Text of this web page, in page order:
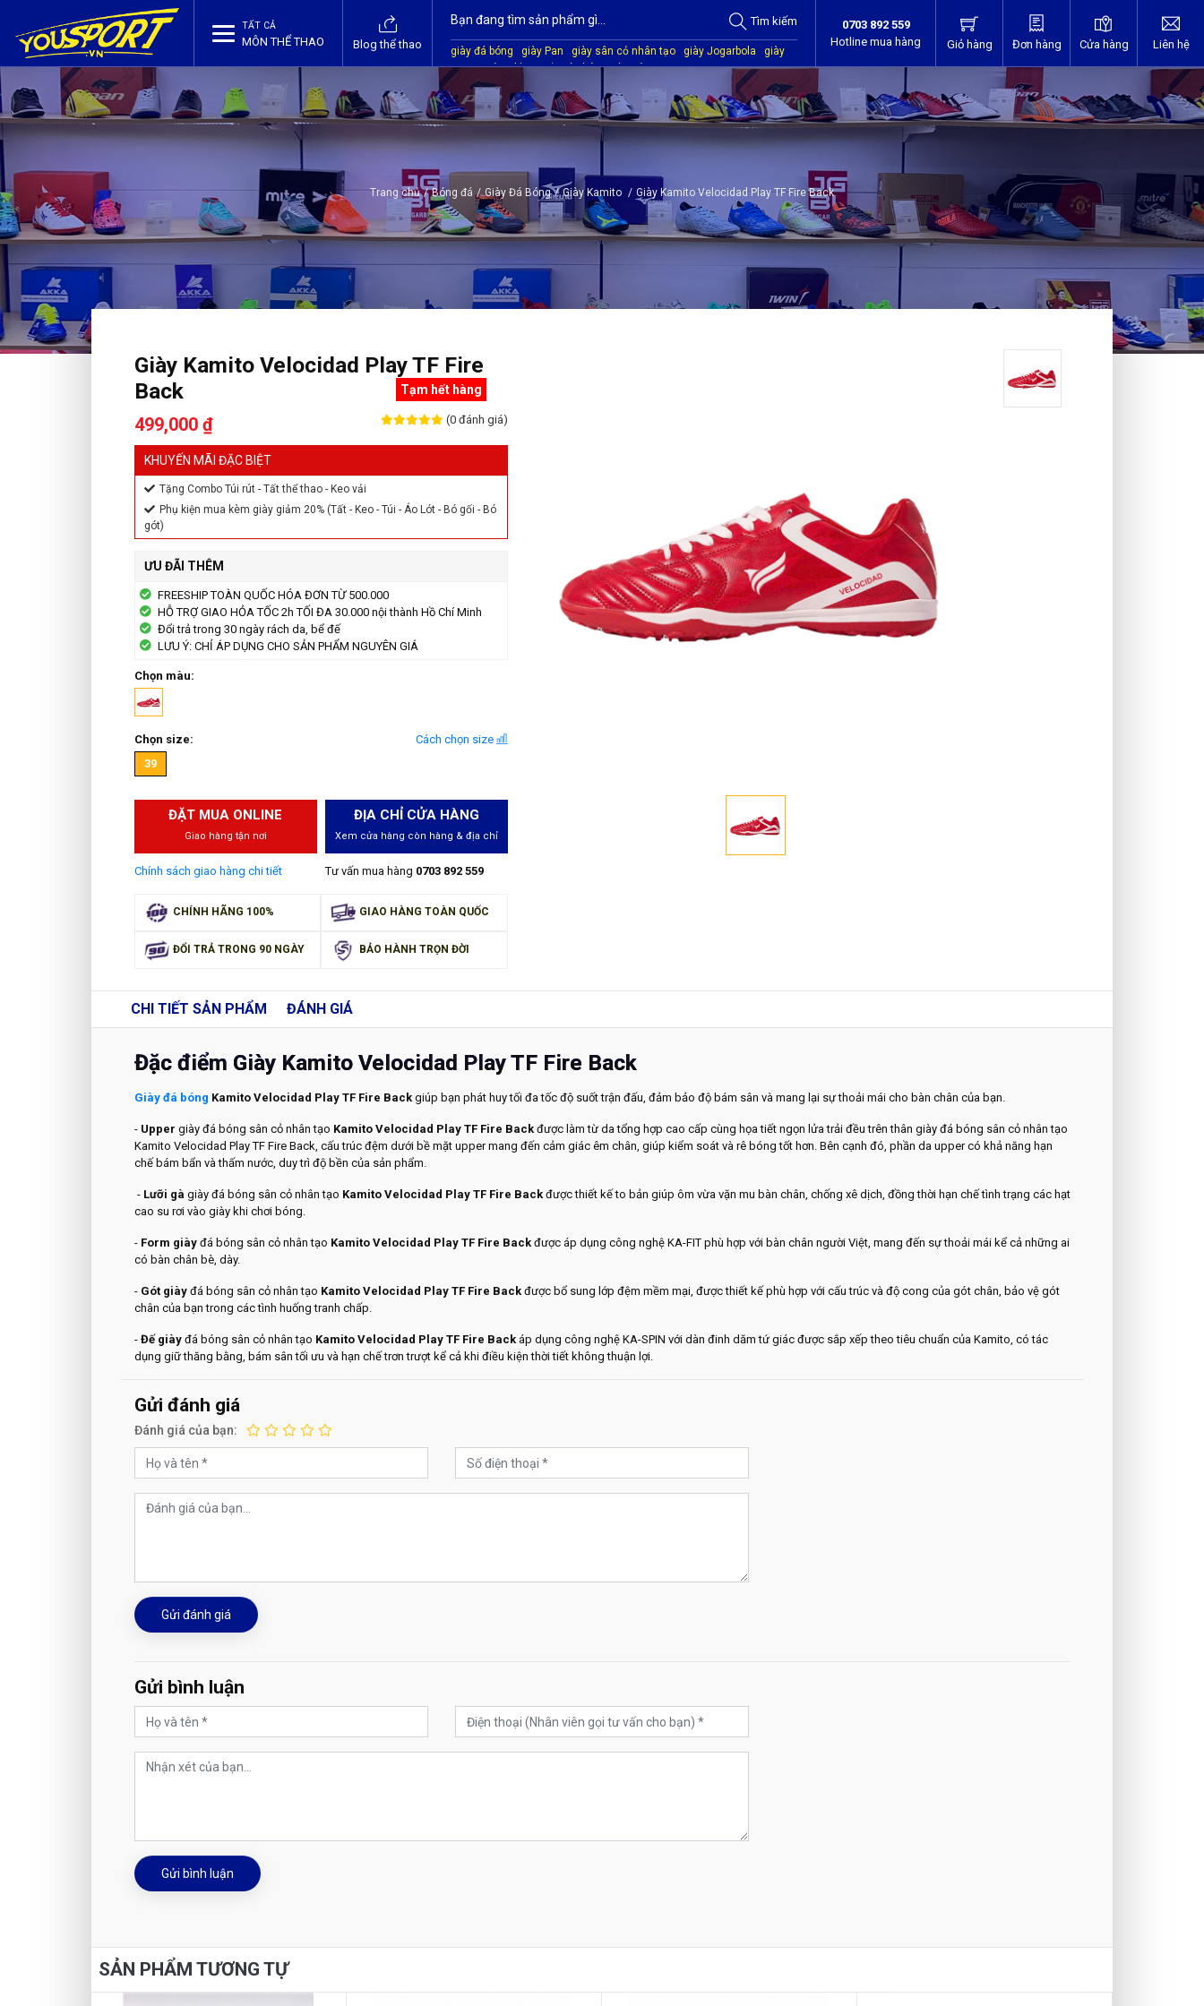
TẤT CẢ
MÔN THỂ THAO Blog thể thao
Tìm kiếm
giày đá bóng giày Pan giày sân cỏ nhân tạo giày Jogarbola
giày
Mitre
giày Akka quần áo bóng đá giày Kamito
0703 892 559
Hotline mua hàng
Giỏ hàng Đơn hàng Cửa hàng Liên hệ
Trang chủ / Bóng đá / Giày Đá Bóng / Giày Kamito / Giày Kamito Velocidad Play TF Fire Back
Giày Kamito Velocidad Play TF Fire
Back
Tạm hết hàng
499,000 ₫ (0 đánh giá)
KHUYẾN MÃI ĐẶC BIỆT
Tặng Combo Túi rút - Tất thể thao - Keo vải
Phụ kiện mua kèm giày giảm 20% (Tất - Keo - Túi - Áo Lót - Bó gối - Bó
gót)
ƯU ĐÃI THÊM
FREESHIP TOÀN QUỐC HÓA ĐƠN TỪ 500.000
HỖ TRỢ GIAO HỎA TỐC 2h TỐI ĐA 30.000 nội thành Hồ Chí Minh
Đổi trả trong 30 ngày rách da, bể đế
LƯU Ý: CHỈ ÁP DỤNG CHO SẢN PHẨM NGUYÊN GIÁ
Chọn màu:
Chọn size:
Cách chọn size
39
ĐẶT MUA ONLINE
Giao hàng tận nơi
Chính sách giao hàng chi tiết
ĐỊA CHỈ CỬA HÀNG
Xem cửa hàng còn hàng & địa chỉ
Tư vấn mua hàng 0703 892 559
CHÍNH HÃNG 100% GIAO HÀNG TOÀN QUỐC
ĐỔI TRẢ TRONG 90 NGÀY BẢO HÀNH TRỌN ĐỜI
CHI TIẾT SẢN PHẨM ĐÁNH GIÁ
Đặc điểm Giày Kamito Velocidad Play TF Fire Back
Giày đá bóng Kamito Velocidad Play TF Fire Back giúp bạn phát huy tối đa tốc độ suốt trận đấu, đảm bảo độ bám sân và mang lại sự thoải mái cho bàn chân của bạn.
- Upper giày đá bóng sân cỏ nhân tạo Kamito Velocidad Play TF Fire Backđược làm từ da tổng hợp cao cấp cùng họa tiết ngọn lửa trải đều trên thân giày đá bóng sân cỏ nhân tạo
Kamito Velocidad Play TF Fire Back, cấu trúc đệm dưới bề mặt upper mang đến cảm giác êm chân, giúp kiểm soát và rê bóng tốt hơn. Bên cạnh đó, phần da upper có khả năng hạn
chế bám bẩn và thấm nước, duy trì độ bền của sản phẩm.
- Lưỡi gà giày đá bóng sân cỏ nhân tạo Kamito Velocidad Play TF Fire Backđược thiết kế to bản giúp ôm vừa vặn mu bàn chân, chống xê dịch, đồng thời hạn chế tình trạng các hạt
cao su rơi vào giày khi chơi bóng.
- Form giàyđá bóng sân cỏ nhân tạo Kamito Velocidad Play TF Fire Backđược áp dụng công nghệ KA-FIT phù hợp với bàn chân người Việt, mang đến sự thoải mái kể cả những ai
có bàn chân bè, dày.
- Gót giàyđá bóng sân cỏ nhân tạo Kamito Velocidad Play TF Fire Backđược bổ sung lớp đệm mềm mại, được thiết kế phù hợp với cấu trúc và độ cong của gót chân, bảo vệ gót
chân của bạn trong các tình huống tranh chấp.
- Đế giàyđá bóng sân cỏ nhân tạo Kamito Velocidad Play TF Fire Backáp dụng công nghệ KA-SPIN với dàn đinh dăm tứ giác được sắp xếp theo tiêu chuẩn của Kamito, có tác
dụng giữ thăng bằng, bám sân tối ưu và hạn chế trơn trượt kể cả khi điều kiện thời tiết không thuận lợi.
Gửi đánh giá
Đánh giá của bạn:
Gửi đánh giá
Gửi bình luận
Gửi bình luận
SẢN PHẨM TƯƠNG TỰ